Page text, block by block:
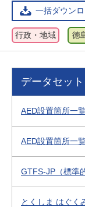
一括ダウン
行政・地域 徳
データセッ
AED設置箇所一
AED設置箇所一
GTFS-JP（標準
とくしま はぐく